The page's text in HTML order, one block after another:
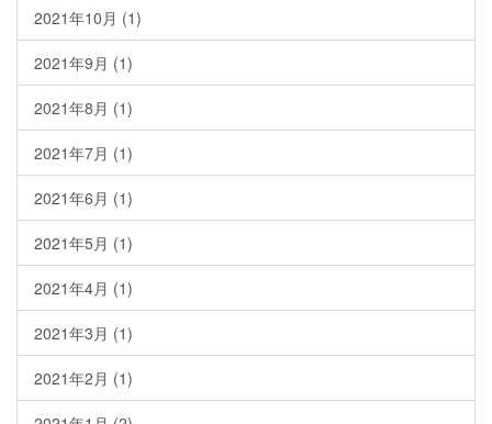
2021年10月 (1)
2021年9月 (1)
2021年8月 (1)
2021年7月 (1)
2021年6月 (1)
2021年5月 (1)
2021年4月 (1)
2021年3月 (1)
2021年2月 (1)